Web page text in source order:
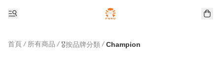
首頁 / 所有商品 / 🎖️按品牌分類 / Champion